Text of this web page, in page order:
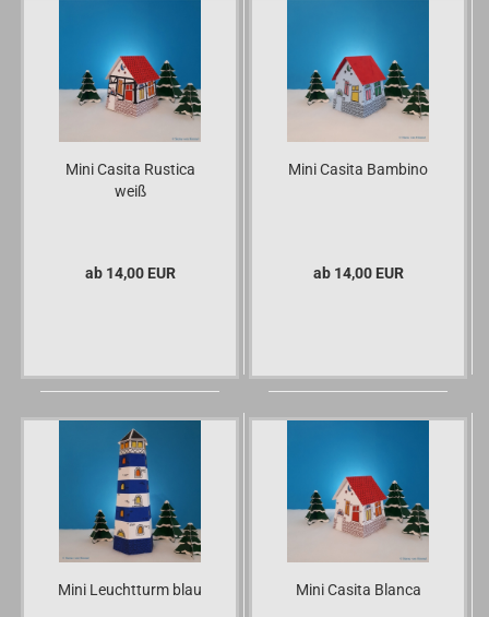
Mini Casita Rustica
weiß
ab 14,00 EUR
Mini Casita Bambino
ab 14,00 EUR
Mini Leuchtturm blau Mini Casita Blanca